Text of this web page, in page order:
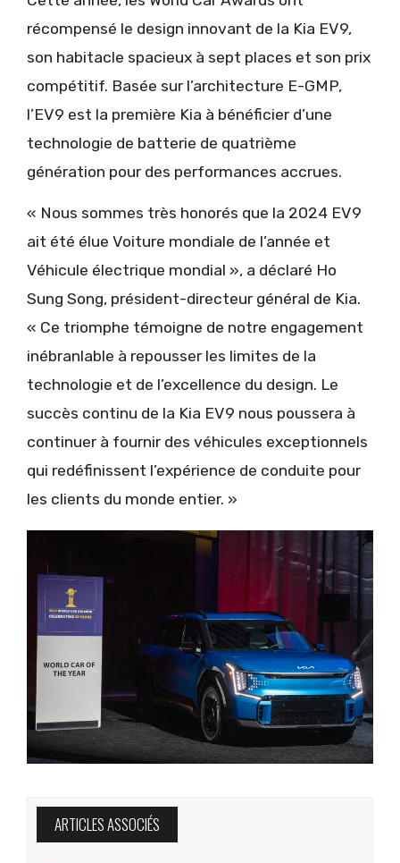
récompensé le design innovant de la Kia EV9,
son habitacle spacieux à sept places et son prix
compétitif. Basée sur l’architecture E-GMP,
l’EV9 est la première Kia à bénéficier d’une
technologie de batterie de quatrième
génération pour des performances accrues.
« Nous sommes très honorés que la 2024 EV9
ait été élue Voiture mondiale de l’année et
Véhicule électrique mondial », a déclaré Ho
Sung Song, président-directeur général de Kia.
« Ce triomphe témoigne de notre engagement
inébranlable à repousser les limites de la
technologie et de l’excellence du design. Le
succès continu de la Kia EV9 nous poussera à
continuer à fournir des véhicules exceptionnels
qui redéfinissent l’expérience de conduite pour
les clients du monde entier. »
ARTICLES ASSOCIÉS